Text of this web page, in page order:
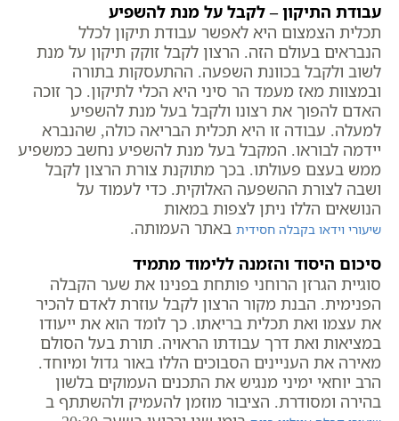
עבודת התיקון – לקבל על מנת להשפיע
תכלית הצמצום היא לאפשר עבודת תיקון לכלל
הנבראים בעולם הזה. הרצון לקבל זוקק תיקון על מנת
לשוב ולקבל בכוונת השפעה. ההתעסקות בתורה
ובמצוות מאז מעמד הר סיני היא הכלי לתיקון. כך זוכה
האדם להפוך את רצונו ולקבל בעל מנת להשפיע
למעלה. עבודה זו היא תכלית הבריאה כולה, שהנברא
יידמה לבוראו. המקבל בעל מנת להשפיע נחשב כמשפיע
ממש בעצם פעולתו. בכך מתוקנת צורת הרצון לקבל
ושבה לצורת ההשפעה האלוקית. כדי לעמוד על
הנושאים הללו ניתן לצפות במאות
שיעורי וידאו בקבלה חסידית באתר העמותה.
סיכום היסוד והזמנה ללימוד מתמיד
סוגיית הגרזן הרוחני פותחת בפנינו את שער הקבלה
הפנימית. הבנת מקור הרצון לקבל עוזרת לאדם להכיר
את עצמו ואת תכלית בריאתו. כך לומד הוא את ייעודו
במציאות ואת דרך עבודתו הראויה. תורת בעל הסולם
מאירה את העניינים הסבוכים הללו באור גדול ומיוחד.
הרב יוחאי ימיני מנגיש את התכנים העמוקים בלשון
בהירה ומסודרת. הציבור מוזמן להעמיק ולהשתתף ב